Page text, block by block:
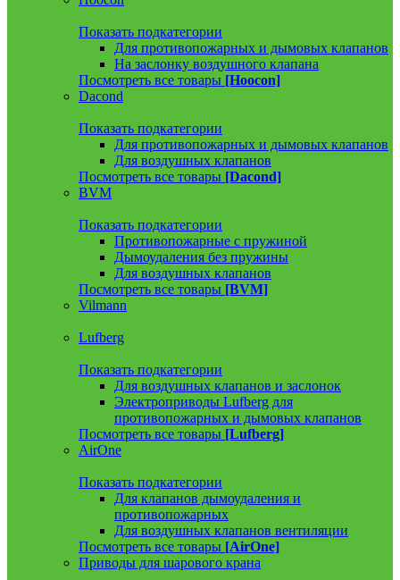
Показать подкатегории
Для противопожарных и дымовых клапанов
На заслонку воздушного клапана
Посмотреть все товары [Hoocon]
Dacond
Показать подкатегории
Для противопожарных и дымовых клапанов
Для воздушных клапанов
Посмотреть все товары [Dacond]
BVM
Показать подкатегории
Противопожарные с пружиной
Дымоудаления без пружины
Для воздушных клапанов
Посмотреть все товары [BVM]
Vilmann
Lufberg
Показать подкатегории
Для воздушных клапанов и заслонок
Электроприводы Lufberg для
противопожарных и дымовых клапанов
Посмотреть все товары [Lufberg]
AirOne
Показать подкатегории
Для клапанов дымоудаления и
противопожарных
Для воздушных клапанов вентиляции
Посмотреть все товары [AirOne]
Приводы для шарового крана